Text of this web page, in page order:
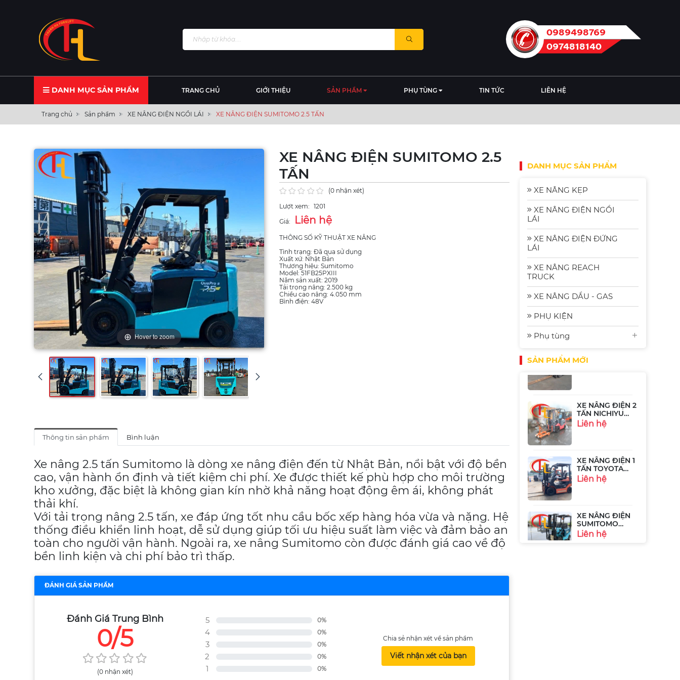
0989498769
0974818140
DANH MỤC SẢN PHẨM TRANG CHỦ GIỚI THIỆU SẢN PHẨM PHỤ TÙNG TIN TỨC LIÊN HỆ
Trang chủ Sản phẩm XE NÂNG ĐIỆN NGỒI LÁI XE NÂNG ĐIỆN SUMITOMO 2.5 TẤN
Hover to zoom
XE NÂNG ĐIỆN SUMITOMO 2.5
TẤN
(0 nhận xét)
Lượt xem: 1201
Giá:
Liên hệ
THÔNG SỐ KỸ THUẬT XE NÂNG
Tình trạng: Đã qua sử dụng
Xuất xứ: Nhật Bản
Thương hiệu: Sumitomo
Model: 51FB25PXIII
Năm sản xuất: 2019
Tải trọng nâng: 2.500 kg
Chiều cao nâng: 4.050 mm
Bình điện: 48V
Thông tin sản phẩm Bình luận
Xe nâng 2.5 tấn Sumitomo là dòng xe nâng điện đến từ Nhật Bản, nổi bật với độ bền
cao, vận hành ổn định và tiết kiệm chi phí. Xe được thiết kế phù hợp cho môi trường
kho xưởng, đặc biệt là không gian kín nhờ khả năng hoạt động êm ái, không phát
thải khí.
Với tải trọng nâng 2.5 tấn, xe đáp ứng tốt nhu cầu bốc xếp hàng hóa vừa và nặng. Hệ
thống điều khiển linh hoạt, dễ sử dụng giúp tối ưu hiệu suất làm việc và đảm bảo an
toàn cho người vận hành. Ngoài ra, xe nâng Sumitomo còn được đánh giá cao về độ
bền linh kiện và chi phí bảo trì thấp.
ĐÁNH GIÁ SẢN PHẨM
Đánh Giá Trung Bình
0/5
(0 nhận xét)
5 0%
4 0%
3 0%
2 0%
1 0%
Chia sẻ nhận xét về sản phẩm
Viết nhận xét của bạn
DANH MỤC SẢN PHẨM
XE NÂNG KẸP
XE NÂNG ĐIỆN NGỒI
LÁI
XE NÂNG ĐIỆN ĐỨNG
LÁI
XE NÂNG REACH
TRUCK
XE NÂNG DẦU - GAS
PHỤ KIỆN
Phụ tùng
SẢN PHẨM MỚI
2.5 Tấn
Komat'su FE25-2
| Xe Nâng Nhập
Liên hệ
Bền Bỉ, Hiệu
Quả và Tiết
Kiệm Năng
Liên hệ
Ngồi Lái 2.5 Tấn
FB20P-75-300
Liên hệ
8FB10
Liên hệ
41FB09PSXII
Liên hệ